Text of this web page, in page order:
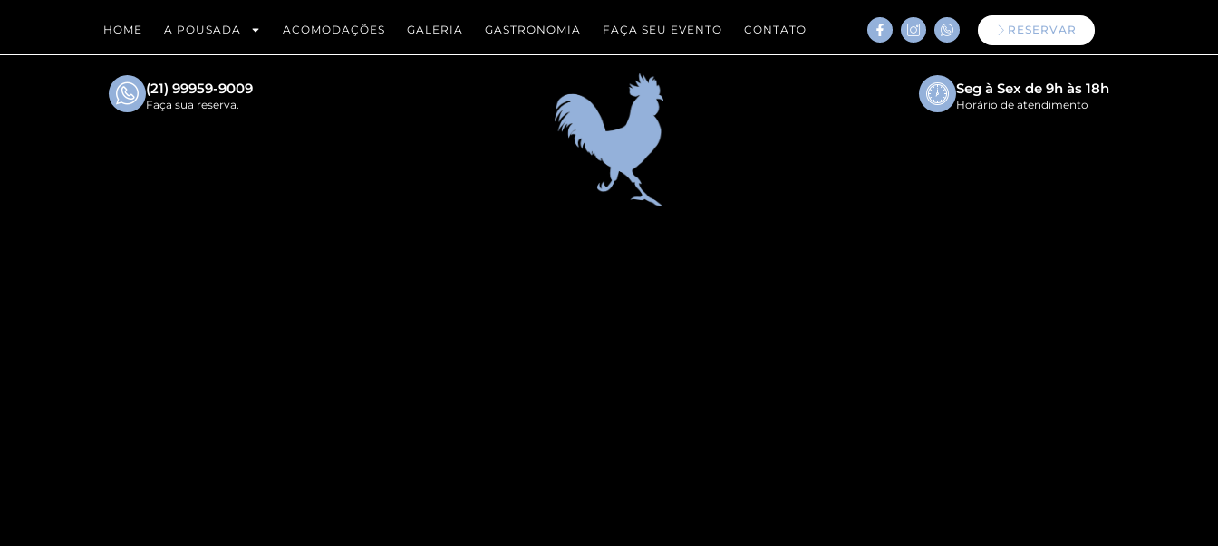
HOME A POUSADA ACOMODAÇÕES GALERIA GASTRONOMIA FAÇA SEU EVENTO CONTATO RESERVAR
(21) 99959-9009
Faça sua reserva.
Seg à Sex de 9h às 18h
Horário de atendimento